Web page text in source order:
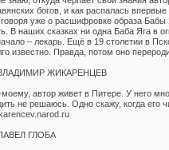
богов, и как распалась
уже о расшифровке образа Бабы
В наших сказках ни одна Баба Яга в
– лекарь. Ещё в 19 столетии в
известно. Правда, потом оно
ЖИКАРЕНЦЕВ
автор живет в Питере. У него
не решаюсь. Одно скажу, когда его
ГЛОБА